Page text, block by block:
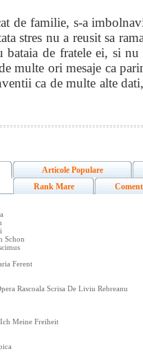
de familie, s-a
stres nu a reusit sa
de fratele ei, si
multe ori mesaje ca
ca de multe alte
Articole Populare
Rank Mare
Schon
Ferent
Rascoala Scrisa De Liviu Rebreanu
Meine Freiheit